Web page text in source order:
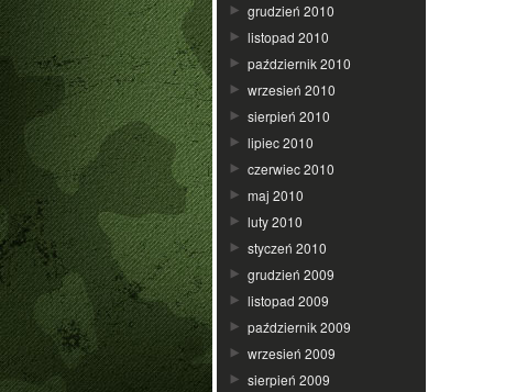
grudzień 2010
listopad 2010
październik 2010
wrzesień 2010
sierpień 2010
lipiec 2010
czerwiec 2010
maj 2010
luty 2010
styczeń 2010
grudzień 2009
listopad 2009
październik 2009
wrzesień 2009
sierpień 2009